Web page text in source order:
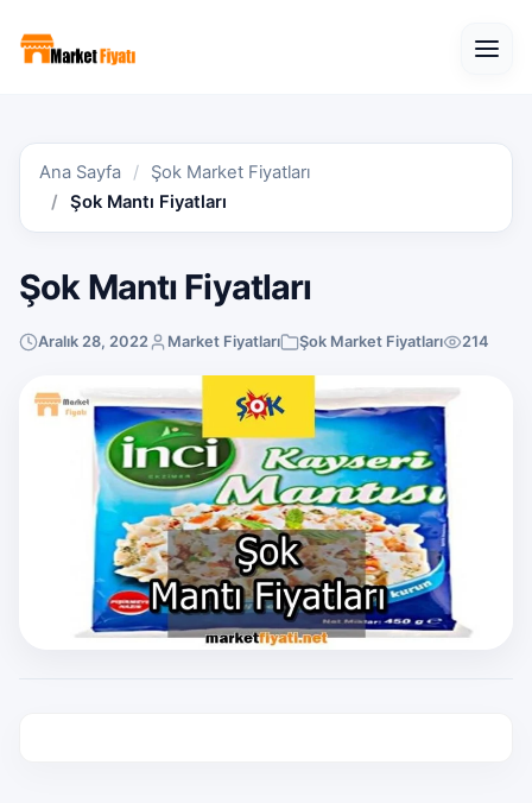
Ana Sayfa
Şok Market Fiyatları
Şok Mantı Fiyatları
Şok Mantı Fiyatları
Aralık 28, 2022 Market Fiyatları Şok Market Fiyatları 214